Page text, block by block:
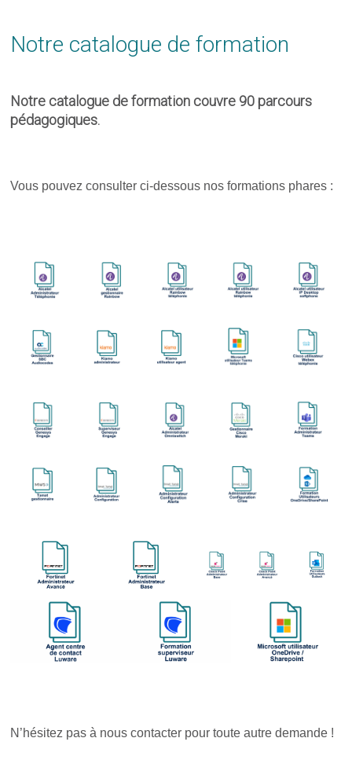
Notre catalogue de formation
Notre catalogue de formation couvre 90 parcours
pédagogiques.
Vous pouvez consulter ci-dessous nos formations phares :
N’hésitez pas à nous contacter pour toute autre demande !